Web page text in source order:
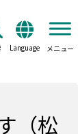
Language メニュー
（松